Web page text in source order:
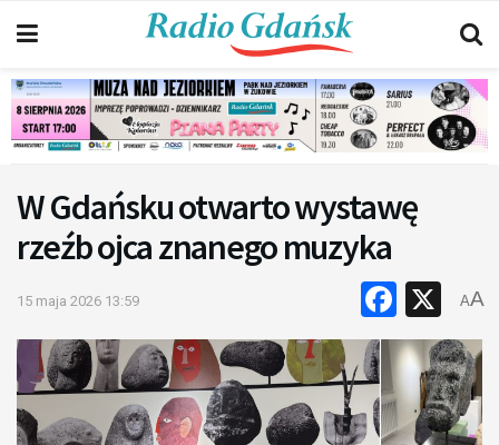
W Gdańsku otwarto wystawę
rzeźb ojca znanego muzyka
15 maja 2026 13:59 X
AA